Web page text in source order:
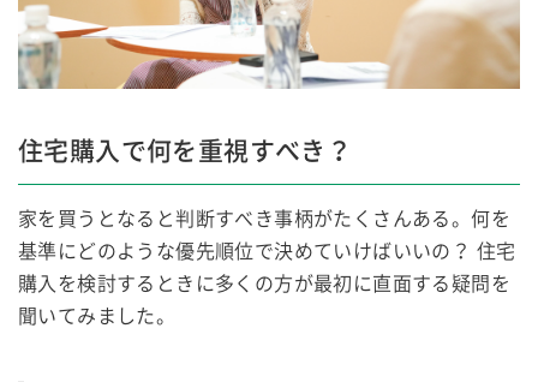
住宅購入で何を重視すべき？
家を買うとなると判断すべき事柄がたくさんある。何を
基準にどのような優先順位で決めていけばいいの？ 住宅
購入を検討するときに多くの方が最初に直面する疑問を
聞いてみました。